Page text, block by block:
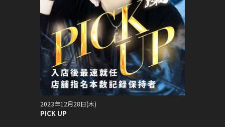
2023年12月28日(木)
PICK UP